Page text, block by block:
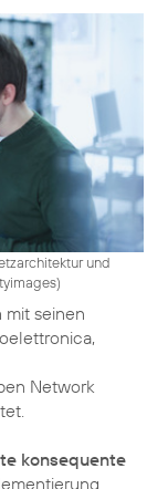
und
)
seinen
Network
konsequente